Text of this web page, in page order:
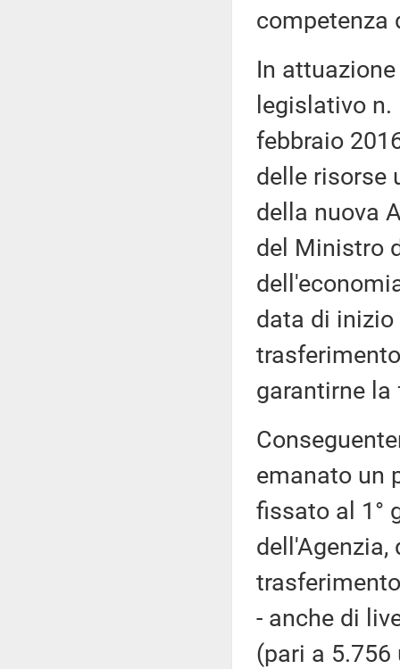
competenza
In
legislativo
febbraio
delle risorse
della nuova
del Ministro
data di inizio
garantirne
emanato un
fissato al 1°
- anche di
(pari a